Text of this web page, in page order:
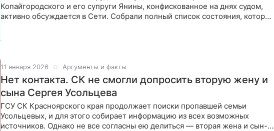
Копайгородского и его супруги Янины, конфискованное на днях судом,
активно обсуждается в Сети. Собрали полный список состояния, которое
11 января 2026 Аргументы и факты
Нет контакта. СК не смогли допросить вторую жену и
сына Сергея Усольцева
ГСУ СК Красноярского края продолжает поиски пропавшей семьи
Усольцевых, и для этого собирает информацию из всех возможных
источников. Однако не все согласны ею делиться — вторая жена и сын-